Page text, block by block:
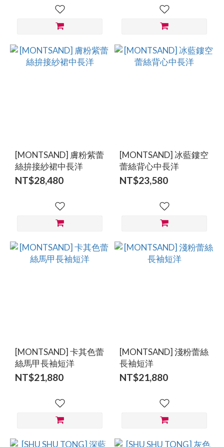
[MONTSAND] 膚粉紫蕾
絲拚接紗裙中長洋
NT$28,480
[MONTSAND] 冰藍鏤空
蕾絲背心中長洋
NT$23,580
[MONTSAND] 卡其色蕾
絲馬甲長袖短洋
NT$21,880
[MONTSAND] 淺粉蕾絲
長袖短洋
NT$21,880